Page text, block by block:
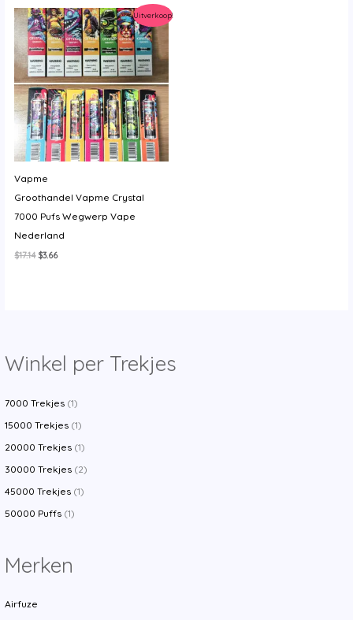
Winkel per Trekjes
7000 Trekjes (1)
15000 Trekjes (1)
20000 Trekjes (1)
30000 Trekjes (2)
45000 Trekjes (1)
50000 Puffs (1)
Merken
Airfuze
$31.99.$6.05.
Uitverkoop!
Vapme
Groothandel Vapme Crystal
7000 Pufs Wegwerp Vape
Nederland
$17.14Oorspronkelijke
$3.66Huidige